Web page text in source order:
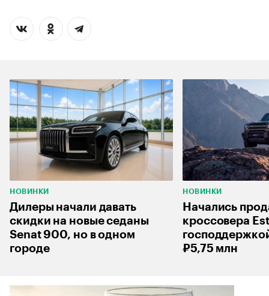
НОВИНКИ
Дилеры начали давать
скидки на новые седаны
Senat 900, но в одном
городе
НОВИНКИ
Начались
кроссовера
₽5,75 млн